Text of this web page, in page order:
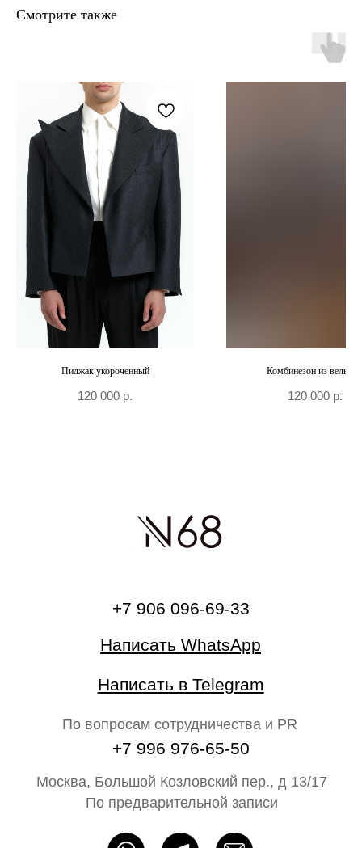
Смотрите также
Пиджак укороченный
120 000 р.
Комбинезон из
120 000 р.
Написать WhatsApp
Написать в Telegram
Москва, Большой Козловский пер., д 13/17
+7 996 976-65-50
По вопросам сотрудничества и PR
Каталог О бренде
По предварительной записи
Оферта